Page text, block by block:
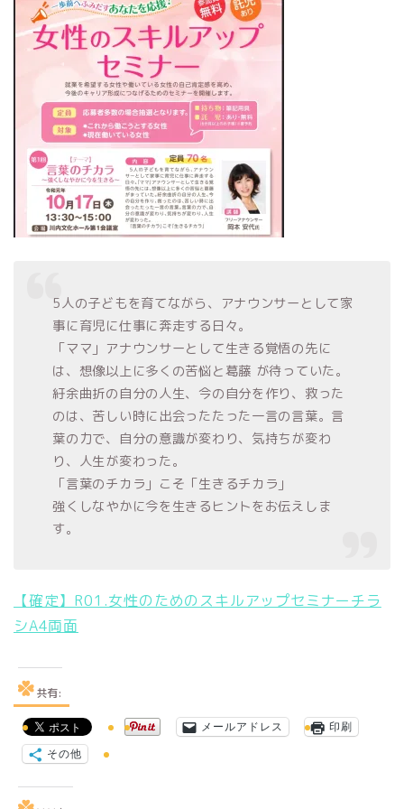
5人の子どもを育てながら、アナウンサーとして家
事に育児に仕事に奔走する日々。
「ママ」アナウンサーとして生きる覚悟の先に
は、想像以上に多くの苦悩と葛藤 が待っていた。
紆余曲折の自分の人生、今の自分を作り、救った
のは、苦しい時に出会ったたった一言の言葉。言
葉の力で、自分の意識が変わり、気持ちが変わ
り、人生が変わった。
「言葉のチカラ」こそ「生きるチカラ」
強くしなやかに今を生きるヒントをお伝えしま
す。
【確定】R01.女性のためのスキルアップセミナーチラ
シA4両面
共有:
メールアドレス
印刷
その他